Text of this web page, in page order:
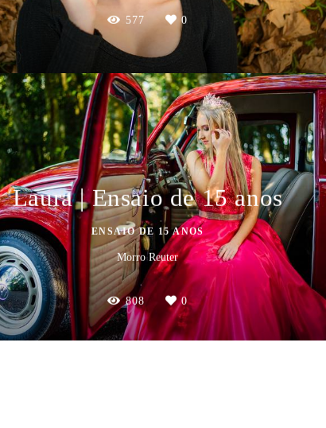
577 0
Laura | Ensaio de 15 anos
ENSAIO DE 15 ANOS
Morro Reuter
808 0